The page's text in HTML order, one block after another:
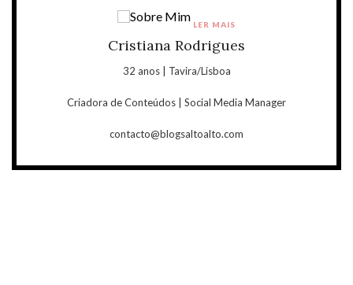
Cristiana Rodrigues
32 anos | Tavira/Lisboa
Criadora de Conteúdos | Social Media Manager
contacto@blogsaltoalto.com
LER MAIS